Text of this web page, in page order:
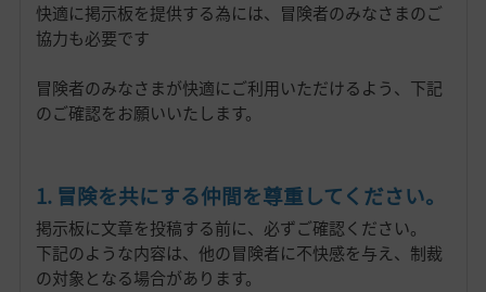
快適に掲示板を提供する為には、冒険者のみなさまのご
協力も必要です
冒険者のみなさまが快適にご利用いただけるよう、下記
のご確認をお願いいたします。
1. 冒険を共にする仲間を尊重してください。
掲示板に文章を投稿する前に、必ずご確認ください。
下記のような内容は、他の冒険者に不快感を与え、制裁
の対象となる場合があります。